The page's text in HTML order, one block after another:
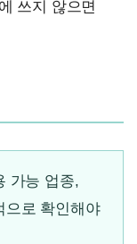
쓰지 않으면
가능 업종,
으로 확인해야